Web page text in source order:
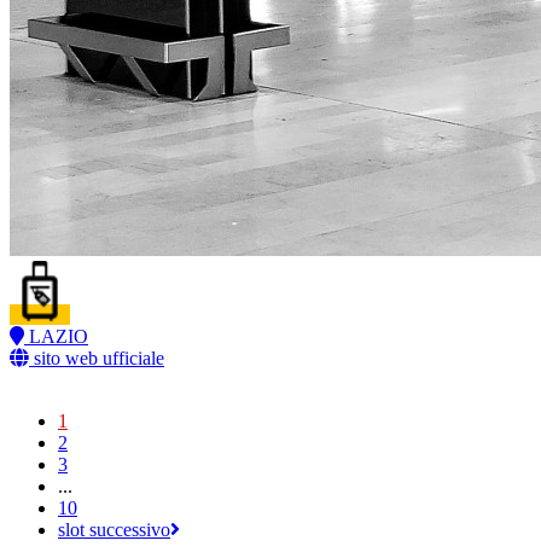
LAZIO
sito web ufficiale
1
2
3
...
10
slot successivo